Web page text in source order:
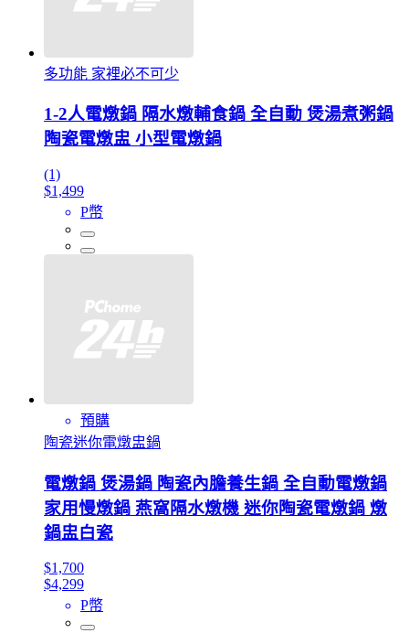
多功能 家裡必不可少
1-2人電燉鍋 隔水燉輔食鍋 全自動 煲湯煮粥鍋
陶瓷電燉盅 小型電燉鍋
(1)
$1,499
P幣
預購
陶瓷迷你電燉盅鍋
電燉鍋 煲湯鍋 陶瓷內膽養生鍋 全自動電燉鍋
家用慢燉鍋 燕窩隔水燉機 迷你陶瓷電燉鍋 燉
鍋盅白瓷
$1,700
$4,299
P幣